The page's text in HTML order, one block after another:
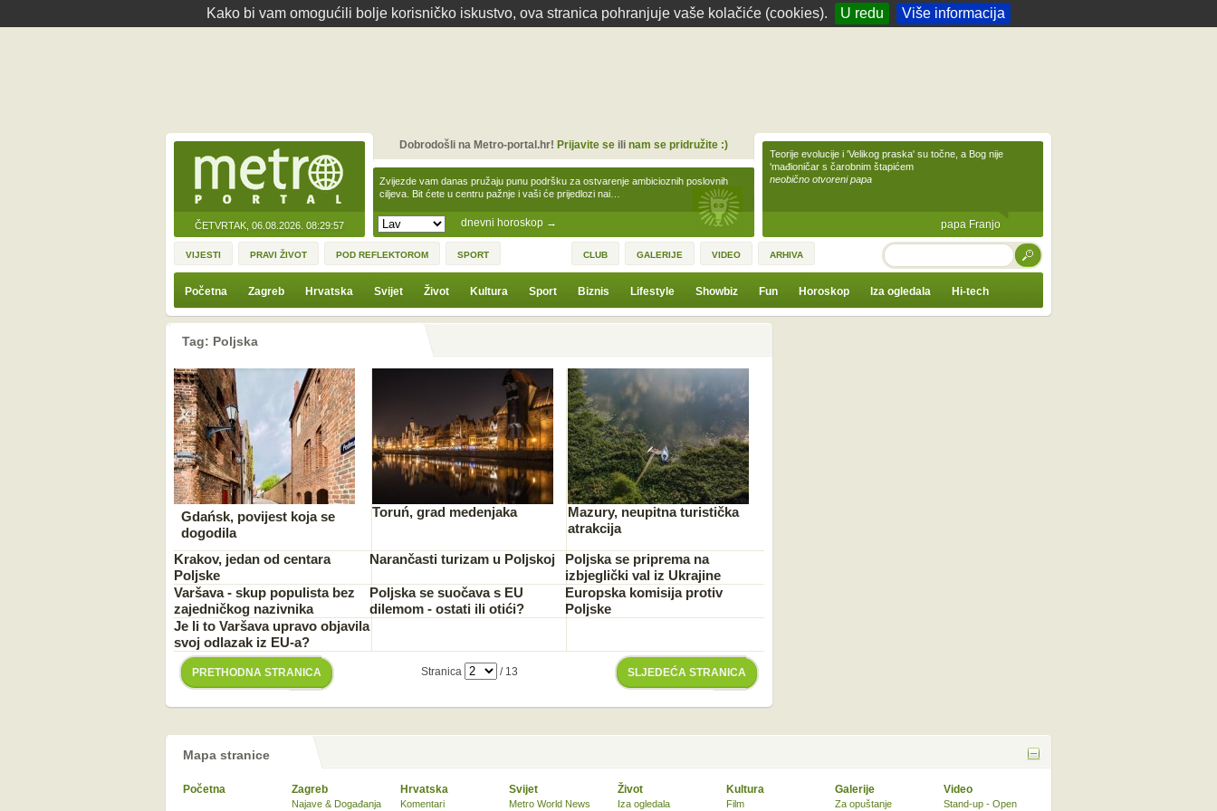
Kako bi vam omogućili bolje korisničko iskustvo, ova stranica pohranjuje vaše kolačiće (cookies). U redu Više informacija
ČETVRTAK, 06.08.2026. 08:29:57 dnevni horoskop →
Zvijezde vam danas pružaju punu podršku za ostvarenje ambicioznih poslovnih
ciljeva. Bit ćete u centru pažnje i vaši će prijedlozi nai…
Dobrodošli na Metro-portal.hr! Prijavite seili nam se pridružite :)
Teorije evolucije i 'Velikog praska' su točne, a Bog nije
'mađioničar s čarobnim štapićem
neobično otvoreni papa
papa Franjo
VIJESTI PRAVI ŽIVOT POD REFLEKTOROM SPORT CLUB GALERIJE VIDEO ARHIVA TRAŽI
Početna Zagreb Hrvatska Svijet Život Kultura Sport Biznis Lifestyle Showbiz Fun Horoskop Iza ogledala Hi-tech
Tag: Poljska
Gdańsk, povijest koja se
dogodila
Toruń, grad medenjaka
Mazury, neupitna turistička
atrakcija
Krakov, jedan od centara
Poljske
Narančasti turizam u Poljskoj
Poljska se priprema na
izbjeglički val iz Ukrajine
Varšava - skup populista bez
zajedničkog nazivnika
Poljska se suočava s EU
dilemom - ostati ili otići?
Europska komisija protiv
Poljske
Je li to Varšava upravo objavila
svoj odlazak iz EU-a?
PRETHODNA STRANICA SLJEDEĆA STRANICA
Stranica / 13
Mapa stranice
Početna Zagreb
Najave & Događanja
Hrvatska
Komentari
Svijet
Metro World News
Život
Iza ogledala
Kultura
Film
Galerije
Za opuštanje
Video
Stand-up - Open